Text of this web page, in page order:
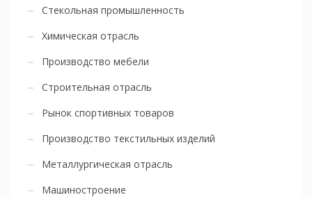
Стекольная промышленность
Химическая отрасль
Производство мебели
Строительная отрасль
Рынок спортивных товаров
Производство текстильных изделий
Металлургическая отрасль
Машиностроение